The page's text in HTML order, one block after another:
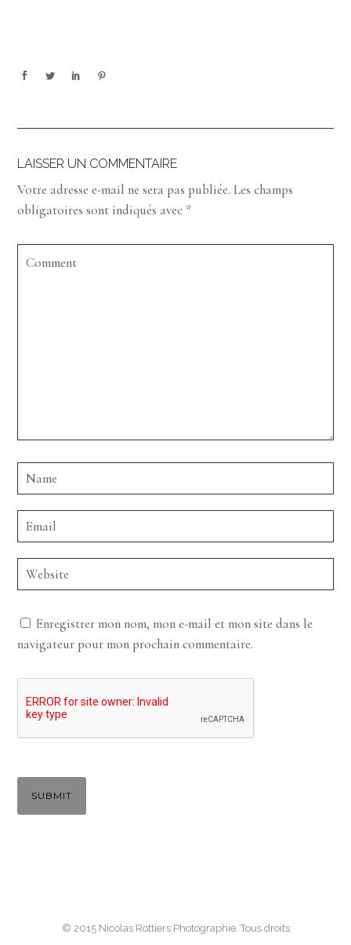
LAISSER UN COMMENTAIRE
Votre adresse e-mail ne sera pas publiée. Les champs
obligatoires sont indiqués avec *
Enregistrer mon nom, mon e-mail et mon site dans le
navigateur pour mon prochain commentaire.
© 2015 Nicolas Rottiers Photographie. Tous droits